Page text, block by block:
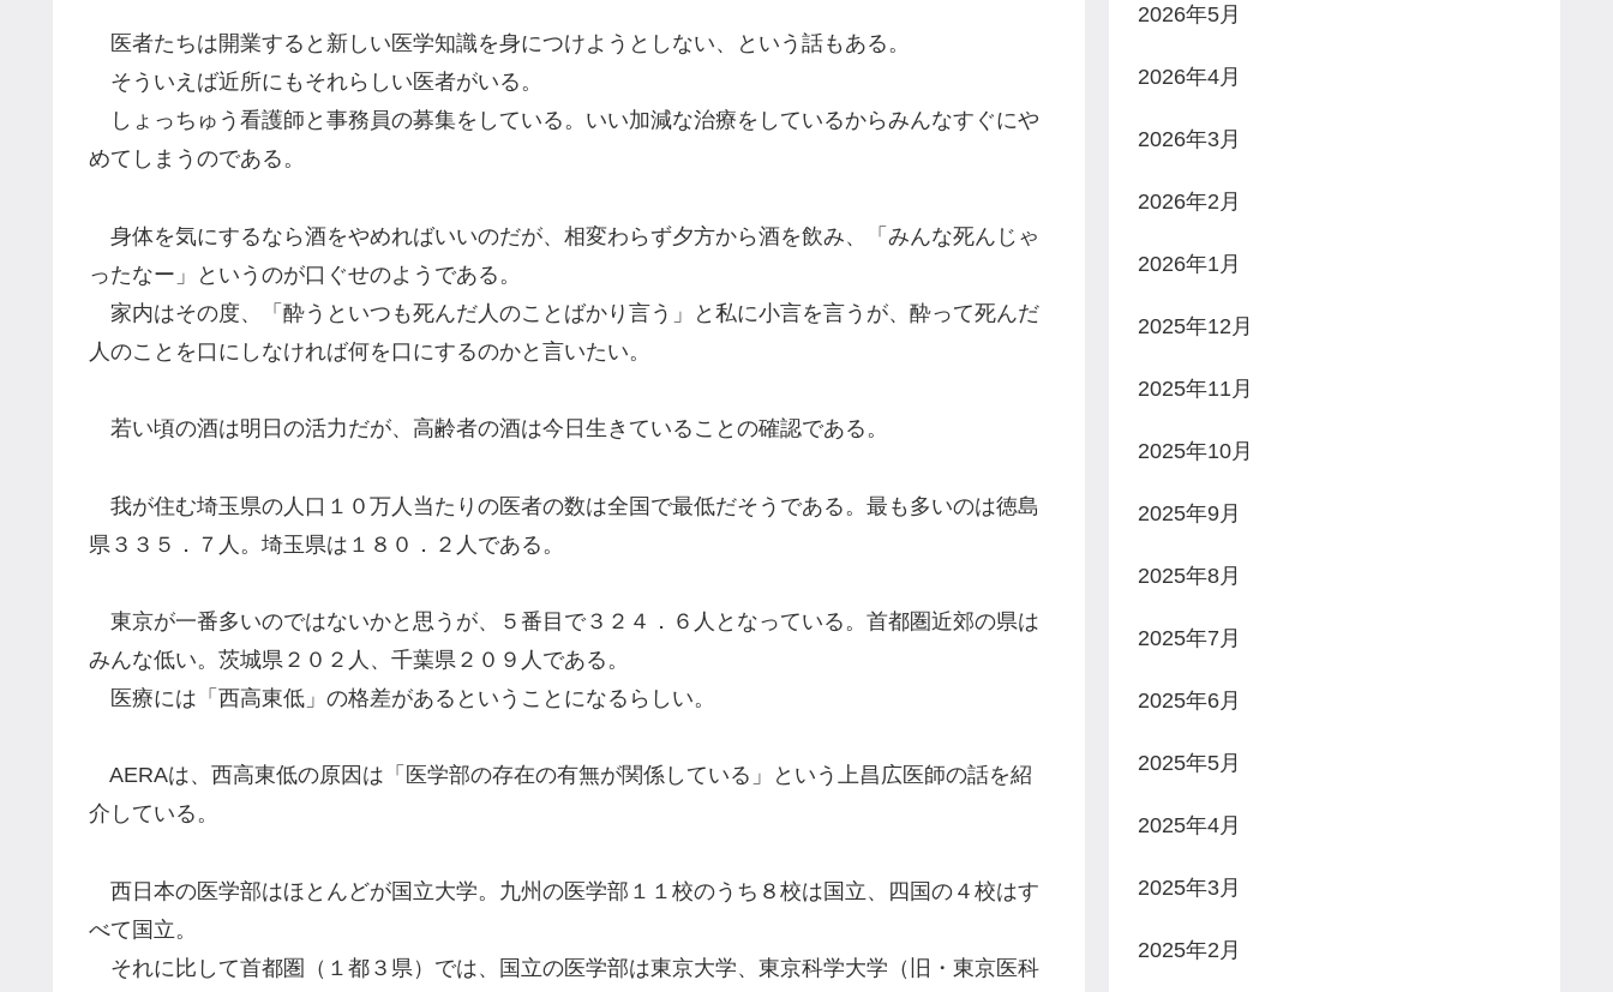
医者たちは開業すると新しい医学知識を身につけようとしない、という話もある。
そういえば近所にもそれらしい医者がいる。
しょっちゅう看護師と事務員の募集をしている。いい加減な治療をしているからみんなすぐにや
めてしまうのである。
身体を気にするなら酒をやめればいいのだが、相変わらず夕方から酒を飲み、「みんな死んじゃ
ったなー」というのが口ぐせのようである。
家内はその度、「酔うといつも死んだ人のことばかり言う」と私に小言を言うが、酔って死んだ
人のことを口にしなければ何を口にするのかと言いたい。
若い頃の酒は明日の活力だが、高齢者の酒は今日生きていることの確認である。
我が住む埼玉県の人口１０万人当たりの医者の数は全国で最低だそうである。最も多いのは徳島
県３３５．７人。埼玉県は１８０．２人である。
東京が一番多いのではないかと思うが、５番目で３２４．６人となっている。首都圏近郊の県は
みんな低い。茨城県２０２人、千葉県２０９人である。
医療には「西高東低」の格差があるということになるらしい。
AERAは、西高東低の原因は「医学部の存在の有無が関係している」という上昌広医師の話を紹
介している。
西日本の医学部はほとんどが国立大学。九州の医学部１１校のうち８校は国立、四国の４校はす
べて国立。
それに比して首都圏（１都３県）では、国立の医学部は東京大学、東京科学大学（旧・東京医科
2026年5月
2026年4月
2026年3月
2026年2月
2026年1月
2025年12月
2025年11月
2025年10月
2025年9月
2025年8月
2025年7月
2025年6月
2025年5月
2025年4月
2025年3月
2025年2月